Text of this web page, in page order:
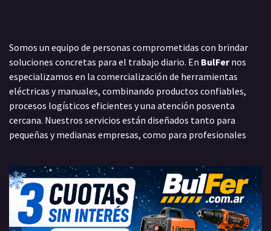
Somos un equipo de personas comprometidas con brindar
soluciones concretas para el trabajo diario. En BulFernos
especializamos en la comercialización de herramientas
eléctricas y manuales, combinando productos confiables,
procesos logísticos eficientes y una atención posventa
cercana. Nuestros servicios están diseñados tanto para
pequeñas y medianas empresas, como para profesionales